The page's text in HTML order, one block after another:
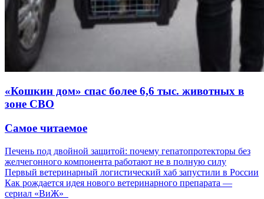
«Кошкин дом» спас более 6,6 тыс. животных в
зоне СВО
Самое читаемое
Печень под двойной защитой: почему гепатопротекторы без
желчегонного компонента работают не в полную силу
Первый ветеринарный логистический хаб запустили в России
Как рождается идея нового ветеринарного препарата —
сериал «ВиЖ»